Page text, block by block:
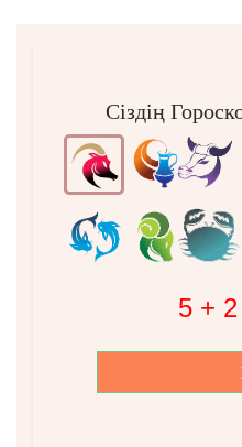
Сіздің